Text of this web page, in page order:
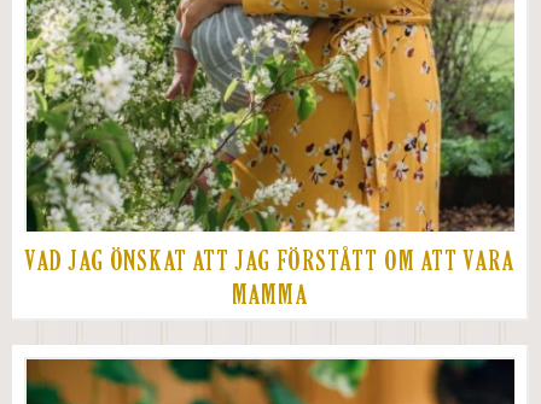
VAD JAG ÖNSKAT ATT JAG FÖRSTÅTT OM ATT VARA
MAMMA